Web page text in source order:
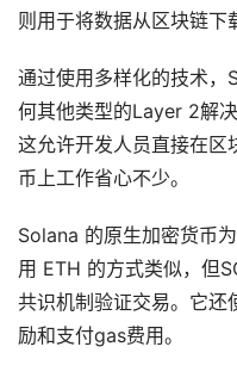
则用于将数据从区块链下
通过使用多样化的技术，
何其他类型的Layer 2解
这允许开发人员直接在区
币上工作省心不少。
Solana 的原生加密货币
用 ETH 的方式类似，但
共识机制验证交易。它还
励和支付gas费用。